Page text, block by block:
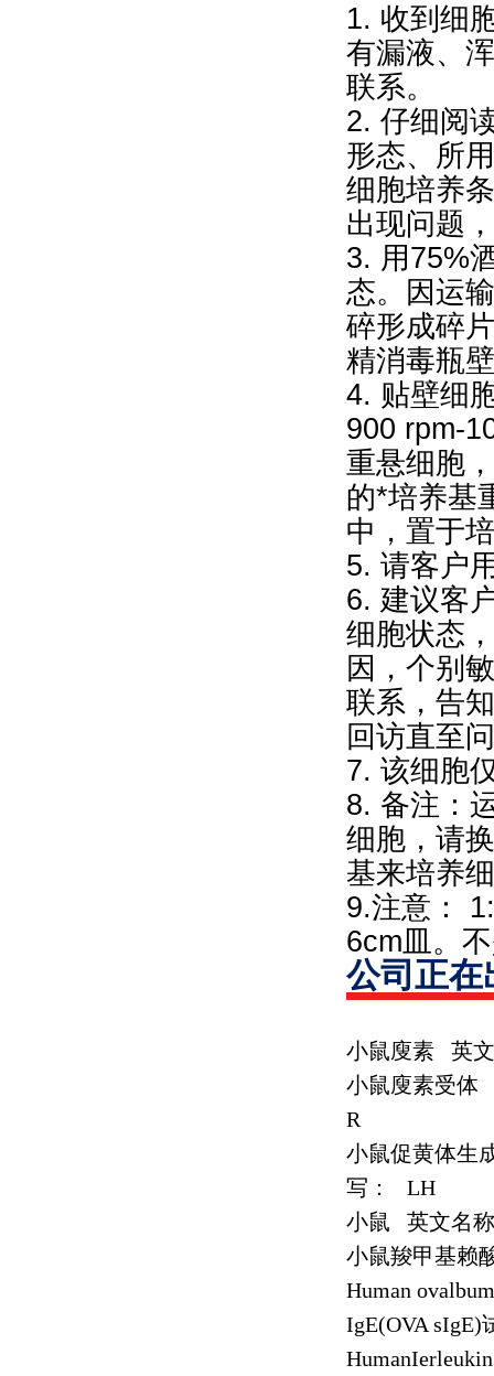
1. 收到细
有漏液、
联系。
2. 仔细阅
形态、所
细胞培养
出现问题
3. 用75%
态。因运
碎形成碎
精消毒瓶
4. 贴壁细
900 rpm-
重悬细胞
的*培养基
中，置于
5. 请客户
6. 建议客
细胞状态
因，个别
联系，告
回访直至
7. 该细胞
8. 备注：
细胞，请
基来培养
9.注意：
6cm皿。
公司正在
小鼠廋素
英
小鼠廋素受体
R
小鼠促黄体生
写：
LH
小鼠
英文名
小鼠羧甲基赖
Human
IgE(OVA sIgE)